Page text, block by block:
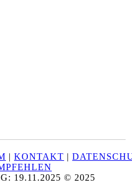
|KONTAKT |
19.11.2025 © 2025